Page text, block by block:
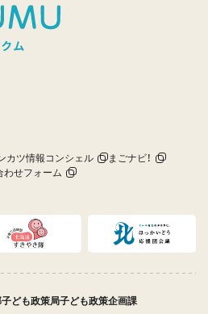
カツ情報コンシェル
まごナビ！
わせフォーム
ども政策局子ども政策企画課